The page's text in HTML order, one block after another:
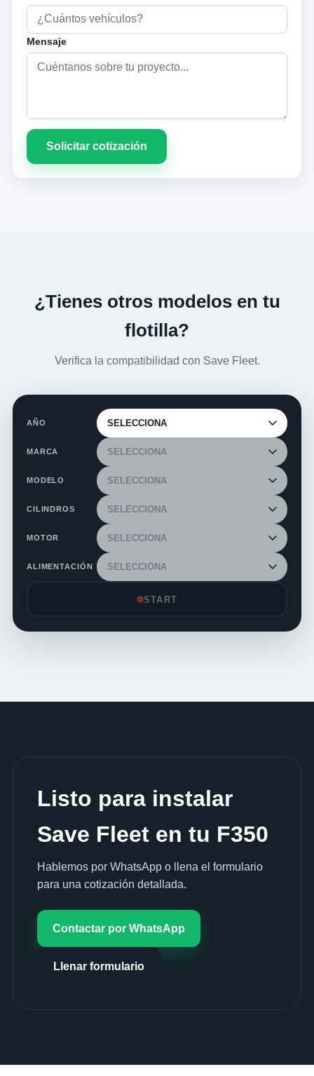
Mensaje
Solicitar cotización
¿Tienes otros modelos en tu
flotilla?
Verifica la compatibilidad con Save Fleet.
AÑO
MARCA
MODELO
CILINDROS
MOTOR
ALIMENTACIÓN
START
Listo para instalar
Save Fleet en tu F350
Hablemos por WhatsApp o llena el formulario
para una cotización detallada.
Contactar por WhatsApp
Llenar formulario